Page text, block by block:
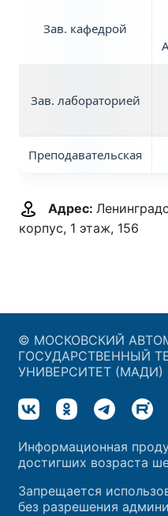
Зав. кафедрой
Зав. лабораторией
Преподавательская
Адрес:
корпус, 1 этаж, 156
© МОСКОВСКИЙ
ГОСУДАРСТВЕННЫЙ
УНИВЕРСИТЕТ (МАДИ)
Информационная
достигших возраста
Запрещается
без разрешения